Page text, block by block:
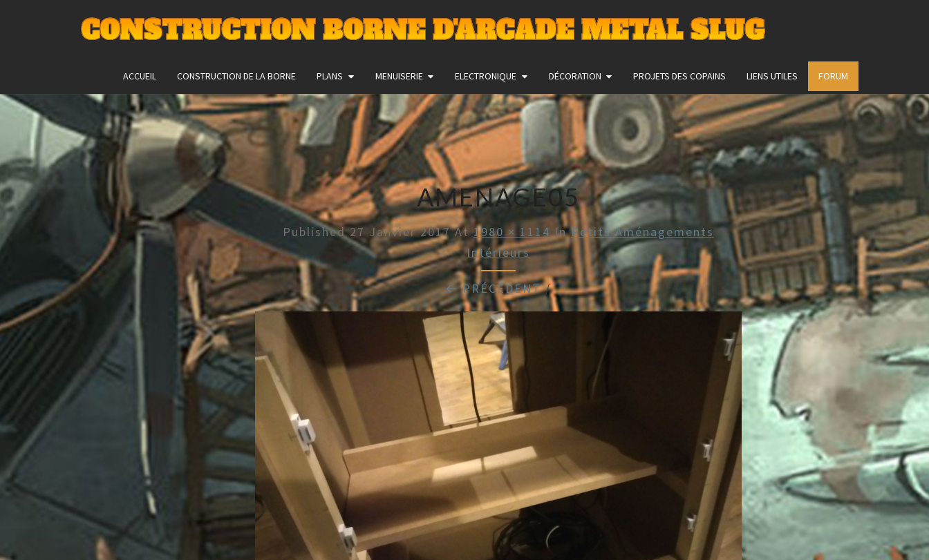
CONSTRUCTION BORNE D'ARCADE METAL SLUG
ACCUEIL CONSTRUCTION DE LA BORNE PLANS MENUISERIE ELECTRONIQUE DÉCORATION PROJETS DES COPAINS LIENS UTILES FORUM
AMENAGE05
Published27 Janvier 2017At1980 × 1114InPetits Aménagements
Intérieurs
← PRÉCÉDENT/